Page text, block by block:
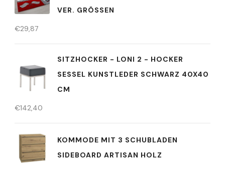
VER. GRÖSSEN
€29,87
SITZHOCKER - LONI 2 - HOCKER
SESSEL KUNSTLEDER SCHWARZ 40X40
CM
€142,40
KOMMODE MIT 3 SCHUBLADEN
SIDEBOARD ARTISAN HOLZ